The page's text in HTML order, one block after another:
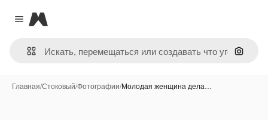
Close menu
Magnific
Поиск
Главная/Стоковый/Фотографии/Молодая женщина дела…